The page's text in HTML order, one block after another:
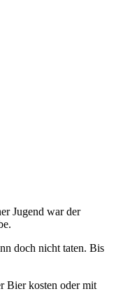
Jugend war der
doch nicht taten. Bis
Bier kosten oder mit